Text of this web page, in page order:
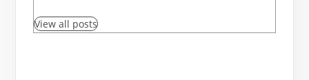
View all posts